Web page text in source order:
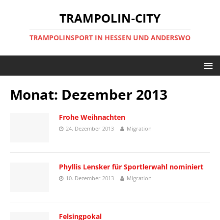
TRAMPOLIN-CITY
TRAMPOLINSPORT IN HESSEN UND ANDERSWO
Monat: Dezember 2013
Frohe Weihnachten
24. Dezember 2013 Migration
Phyllis Lensker für Sportlerwahl nominiert
10. Dezember 2013 Migration
Felsingpokal